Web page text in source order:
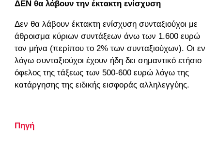
ΔΕΝ θα λάβουν την έκτακτη ενίσχυση
Δεν θα λάβουν έκτακτη ενίσχυση συνταξιούχοι με
άθροισμα κύριων συντάξεων άνω των 1.600 ευρώ
τον μήνα (περίπου το 2% των συνταξιούχων). Οι εν
λόγω συνταξιούχοι έχουν ήδη δει σημαντικό ετήσιο
όφελος της τάξεως των 500-600 ευρώ λόγω της
κατάργησης της ειδικής εισφοράς αλληλεγγύης.
Πηγή